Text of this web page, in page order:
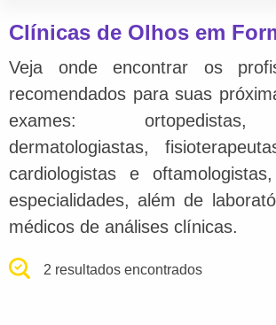
Clínicas de Olhos em
Veja onde encontrar os
recomendados para suas
exames: ortopedistas,
dermatologiastas,
cardiologistas e
especialidades, além de
médicos de análises clínicas.
2 resultados encontrados